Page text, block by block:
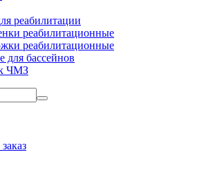
реабилитации
реабилитационные
реабилитационные
для бассейнов
ЧМЗ